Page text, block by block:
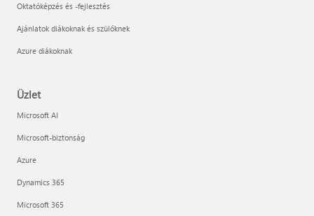
Oktatóképzés és -fejlesztés
Ajánlatok diákoknak és szülőknek
Azure diákoknak
Üzlet
Microsoft AI
Microsoft-biztonság
Azure
Dynamics 365
Microsoft 365